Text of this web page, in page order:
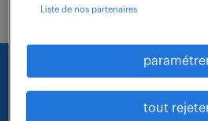
Nous faisons le maximum
qui vous correspond parmi
Liste de nos partenaires
tout